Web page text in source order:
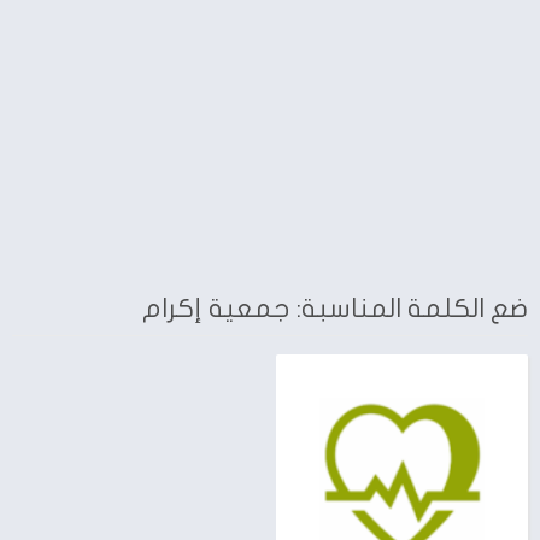
ضع الكلمة المناسبة: جمعية إكرام